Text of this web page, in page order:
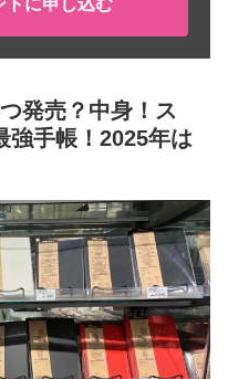
トに申し込む
発売？中身！ス
強手帳！2025年は